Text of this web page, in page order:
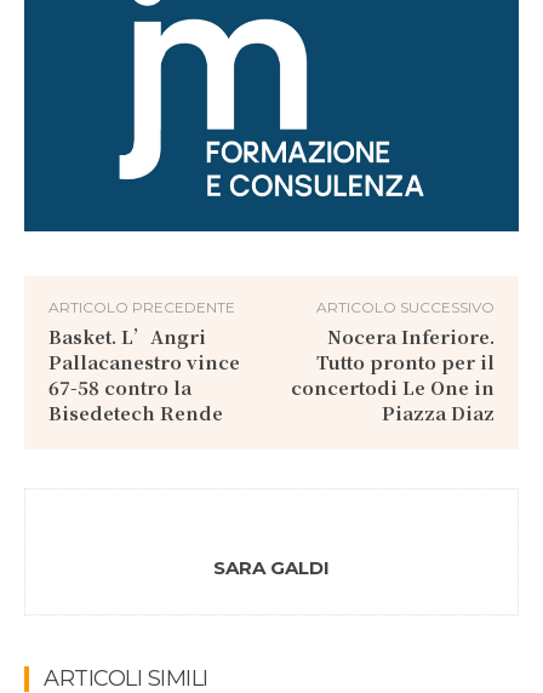
ARTICOLO PRECEDENTE
Basket. L’Angri
Pallacanestro vince
67-58 contro la
Bisedetech Rende
ARTICOLO SUCCESSIVO
Nocera Inferiore.
Tutto pronto per il
concertodi Le One in
Piazza Diaz
SARA GALDI
ARTICOLI SIMILI